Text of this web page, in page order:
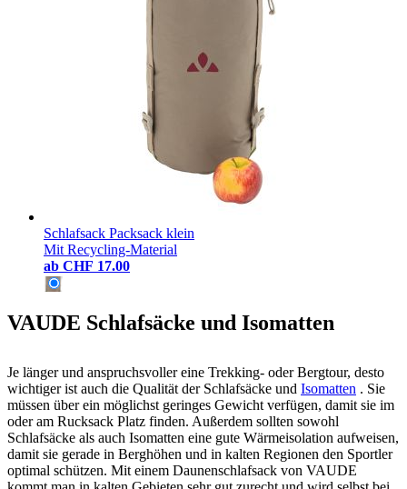
Schlafsack Packsack klein
Mit Recycling-Material
ab CHF 17.00
VAUDE Schlafsäcke und Isomatten
Je länger und anspruchsvoller eine Trekking- oder Bergtour, desto
wichtiger ist auch die Qualität der Schlafsäcke und Isomatten . Sie
müssen über ein möglichst geringes Gewicht verfügen, damit sie im
oder am Rucksack Platz finden. Außerdem sollten sowohl
Schlafsäcke als auch Isomatten eine gute Wärmeisolation aufweisen,
damit sie gerade in Berghöhen und in kalten Regionen den Sportler
optimal schützen. Mit einem Daunenschlafsack von VAUDE